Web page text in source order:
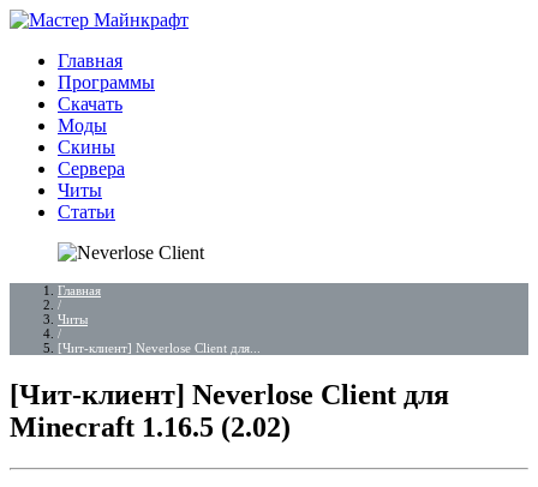
Главная
Программы
Скачать
Моды
Скины
Сервера
Читы
Статьи
Главная
/
Читы
/
[Чит-клиент] Neverlose Client для...
[Чит-клиент] Neverlose Client для
Minecraft 1.16.5 (2.02)